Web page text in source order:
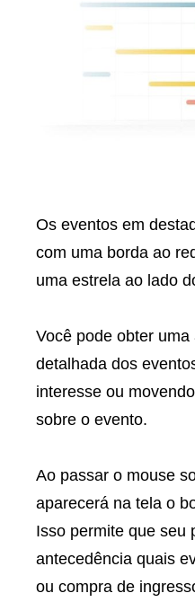
Os eventos em
com uma borda ao
uma estrela ao lado
Você pode obter
detalhada dos
interesse ou
sobre o evento.
Ao passar o mouse
aparecerá na tela o
Isso permite que seu
antecedência quais
ou compra de